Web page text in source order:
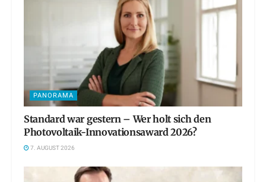
PANORAMA
Standard war gestern – Wer holt sich den
Photovoltaik-Innovationsaward 2026?
7. AUGUST 2026